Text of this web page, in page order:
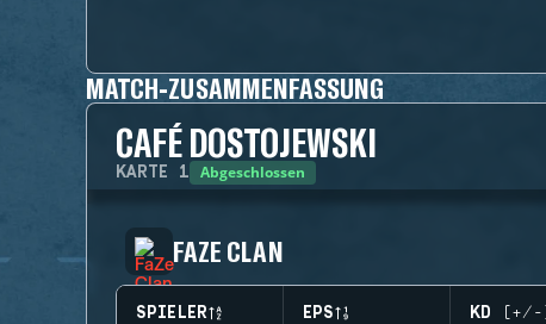
MATCH-ZUSAMMENFASSUNG
CAFÉ DOSTOJEWSKI
KARTE 1 Abgeschlossen
FAZE CLAN
SPIELER EPS KD (+/-)